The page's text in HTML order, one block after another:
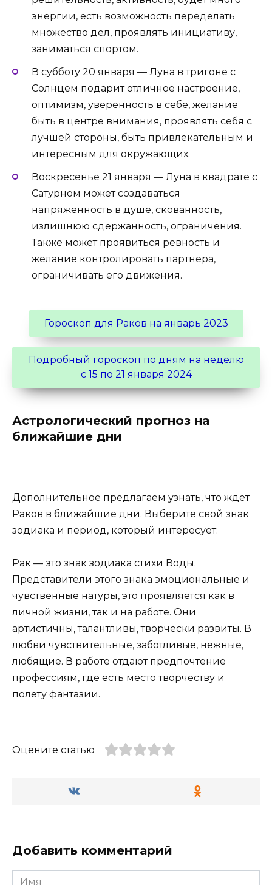
энергии, есть возможность переделать
множество дел, проявлять инициативу,
заниматься спортом.
В субботу 20 января — Луна в тригоне с
Солнцем подарит отличное настроение,
оптимизм, уверенность в себе, желание
быть в центре внимания, проявлять себя с
лучшей стороны, быть привлекательным и
интересным для окружающих.
Воскресенье 21 января — Луна в квадрате с
Сатурном может создаваться
напряженность в душе, скованность,
излишнюю сдержанность, ограничения.
Также может проявиться ревность и
желание контролировать партнера,
ограничивать его движения.
Гороскоп для Раков на январь 2023
Подробный гороскоп по дням на неделю
с 15 по 21 января 2024
Астрологический прогноз на
ближайшие дни
Дополнительное предлагаем узнать, что ждет
Раков в ближайшие дни. Выберите свой знак
зодиака и период, который интересует.
Рак — это знак зодиака стихи Воды.
Представители этого знака эмоциональные и
чувственные натуры, это проявляется как в
личной жизни, так и на работе. Они
артистичны, талантливы, творчески развиты. В
любви чувствительные, заботливые, нежные,
любящие. В работе отдают предпочтение
профессиям, где есть место творчеству и
полету фантазии.
Оцените статью
Добавить комментарий
Имя